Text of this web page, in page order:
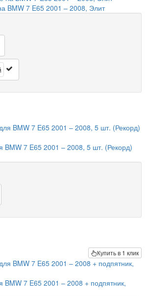
BMW 7 E65 2001 – 2008, Элит
BMW 7 E65 2001 – 2008, 5 шт. (Рекорд)
Купить в 1 клик
BMW 7 E65 2001 – 2008 + подпятник,